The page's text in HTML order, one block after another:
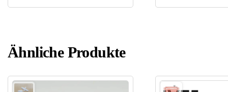
Ähnliche Produkte